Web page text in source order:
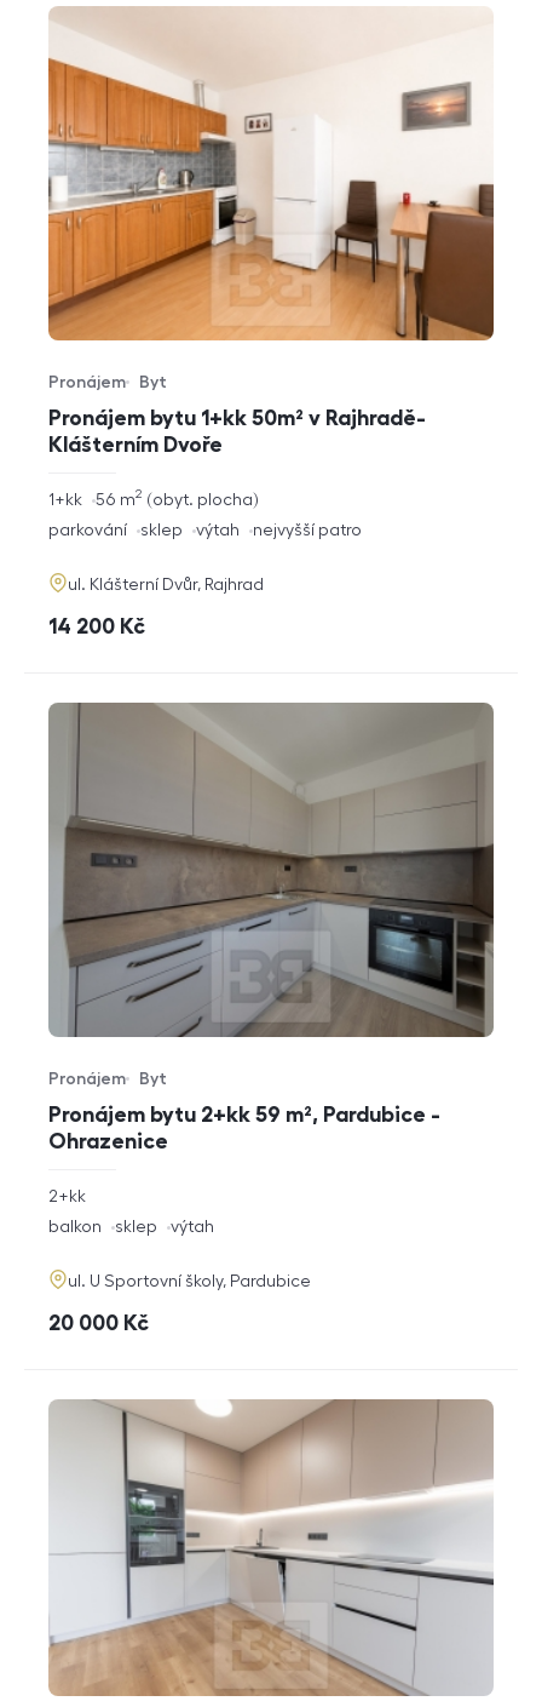
Pronájem bytu 1+kk 50m² v Rajhradě-
Klášterním Dvoře
Typ nabídky
Pronájem
Typ nemovitosti
Byt
rozměry
dispozice
1+kk obyt. plocha
56 m2
funkce
parkování sklep výtah nejvyšší patro
adresa
ul. Klášterní Dvůr, Rajhrad
cena
14 200 Kč
Pronájem bytu 2+kk 59 m², Pardubice -
Ohrazenice
Typ nabídky
Pronájem
Typ nemovitosti
Byt
rozměry
dispozice
2+kk
funkce
balkon sklep výtah
adresa
ul. U Sportovní školy, Pardubice
cena
20 000 Kč